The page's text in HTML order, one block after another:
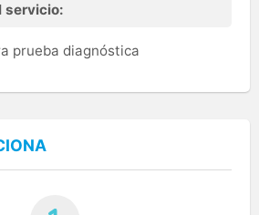
servicio:
prueba diagnóstica